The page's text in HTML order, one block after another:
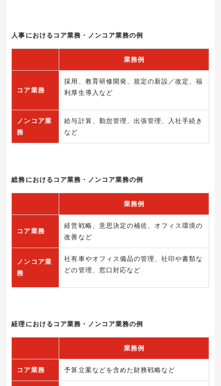
人事におけるコア業務・ノンコア業務の例
業務例
コア業務
採用、教育研修開発、規定の新設／改定、福
利厚生導入など
ノンコア業
務
給与計算、勤怠管理、出張管理、入社手続き
など
総務におけるコア業務・ノンコア業務の例
業務例
コア業務
経営戦略、意思決定の補佐、オフィス環境の
改善など
ノンコア業
務
社有車やオフィス備品の管理、社印や書類な
どの管理、窓口対応など
経理におけるコア業務・ノンコア業務の例
業務例
コア業務 予算立案などを含めた財務戦略など